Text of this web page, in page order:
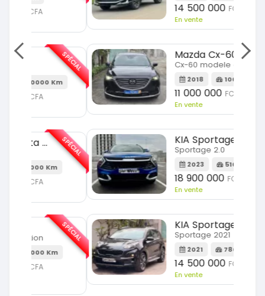
SPÉCIAL
14 500 000 FCFA
En vente
Mazda Cx-60
Cx-60 modele cx9 full option
2018 100000 Km
11 000 000 FCFA
En vente
SPÉCIAL
KIA Sportage
Sportage 2.0
2023 51000 Km
18 900 000 FCFA
En vente
SPÉCIAL
KIA Sportage
Sportage 2021
2021 78000 Km
14 500 000 FCFA
En vente
SPÉCIAL